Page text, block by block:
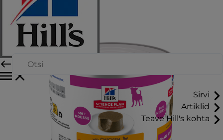
Sirvi
Artiklid
Teave Hill's kohta